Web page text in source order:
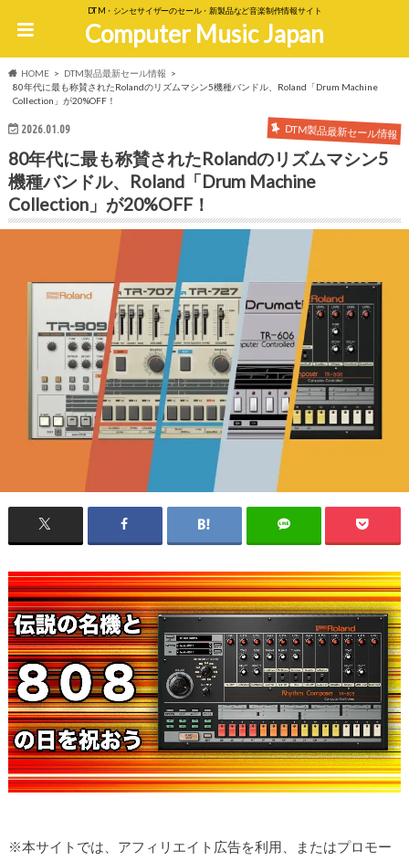
DTM・シンセサイザーのセール・新製品など音楽制作情報サイト
Computer Music Japan
HOME
DTM製品最新セール情報
80年代に最も称賛されたRolandのリズムマシン5機種バンドル、Roland「Drum Machine
Collection」が20%OFF！
2026.01.09 DTM製品最新セール情報
80年代に最も称賛されたRolandのリズムマシン5
機種バンドル、Roland「Drum Machine
Collection」が20%OFF！
※本サイトでは、アフィリエイト広告を利用、またはプロモー